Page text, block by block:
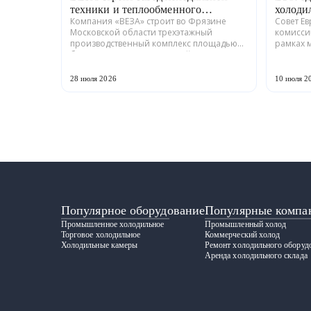
техники и теплообменного
оборудования
Компания «ВЕЗА» строит во Фрязине
Московской области трехэтажный
производственный комплекс площадью
более 12 тыс. кв. м для серийного выпуска
оборудования. ...
28 июля 2026
Совет
рамках
10 июля
Популярное оборудование
Промышленное холодильное
Торговое холодильное
Холодильные камеры
Популярные
Промышленный холод
Коммерческий холод
Ремонт холодильного
Аренда холодильного склада